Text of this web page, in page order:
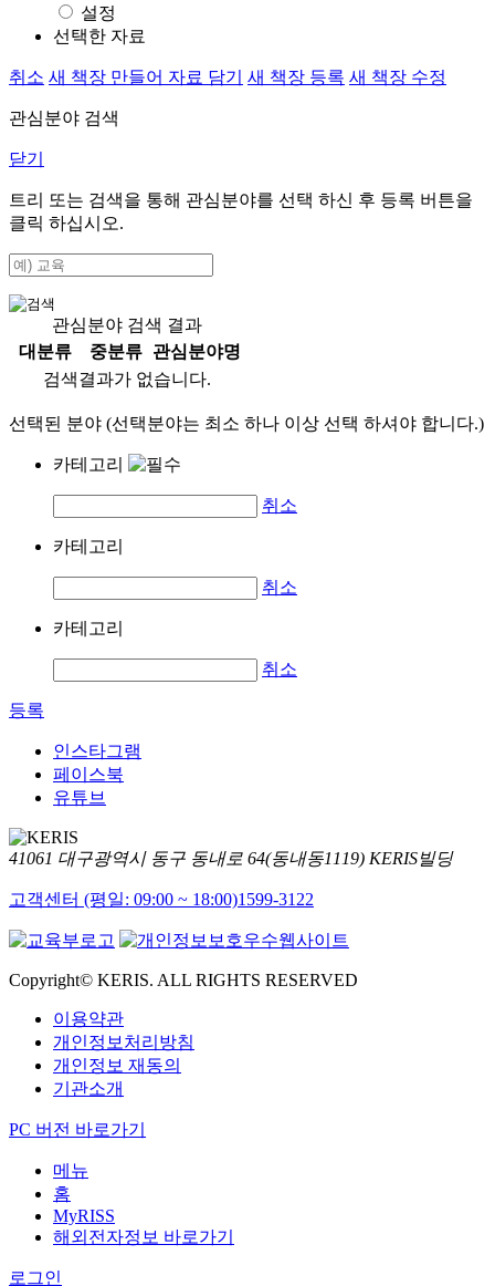
설정
선택한 자료
취소 새 책장 만들어 자료 담기 새 책장 등록 새 책장 수정
관심분야 검색
닫기
트리 또는 검색을 통해 관심분야를 선택 하신 후 등록 버튼을
클릭 하십시오.
관심분야 검색 결과
대분류
중분류
관심분야명
검색결과가 없습니다.
선택된 분야 (선택분야는 최소 하나 이상 선택 하셔야 합니다.)
카테고리
취소
카테고리
취소
카테고리
취소
등록
인스타그램
페이스북
유튜브
41061 대구광역시 동구 동내로 64(동내동1119) KERIS빌딩
고객센터 (평일: 09:00 ~ 18:00)1599-3122
Copyright© KERIS. ALL RIGHTS RESERVED
이용약관
개인정보처리방침
개인정보 재동의
기관소개
PC 버전 바로가기
메뉴
홈
MyRISS
해외전자정보 바로가기
로그인